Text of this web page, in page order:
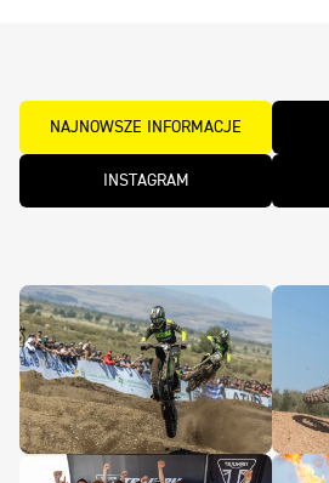
NAJNOWSZE INFORMACJE
INSTAGRAM